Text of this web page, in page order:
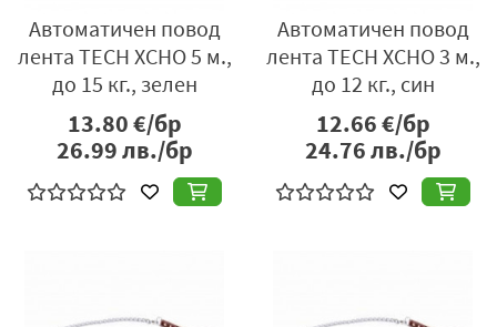
Автоматичен повод
лента TECH XCHO 5 м.,
до 15 кг., зелен
13.80€/бр
26.99лв./бр
Автоматичен повод
лента TECH XCHO 3 м.,
до 12 кг., син
12.66€/бр
24.76лв./бр